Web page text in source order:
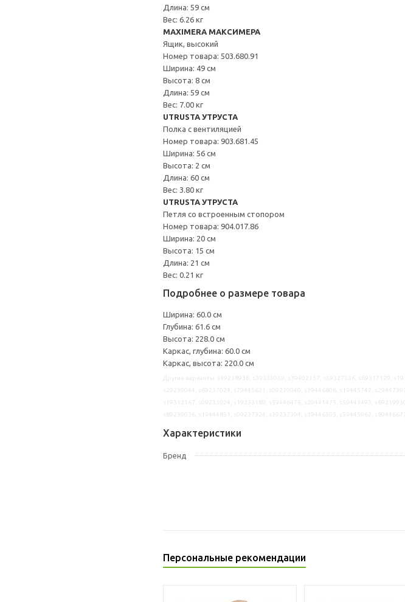
Длина: 59 см
Вес: 6.26 кг
MAXIMERA МАКСИМЕРА
Ящик, высокий
Номер товара: 503.680.91
Ширина: 49 см
Высота: 8 см
Длина: 59 см
Вес: 7.00 кг
UTRUSTA УТРУСТА
Полка с вентиляцией
Номер товара: 903.681.45
Ширина: 56 см
Высота: 2 см
Длина: 60 см
Вес: 3.80 кг
UTRUSTA УТРУСТА
Петля со встроенным стопором
Номер товара: 904.017.86
Ширина: 20 см
Высота: 15 см
Длина: 21 см
Вес: 0.21 кг
Подробнее о размере товара
Ширина: 60.0 см
Глубина: 61.6 см
Высота: 228.0 см
Каркас, глубина: 60.0 см
Каркас, высота: 220.0 см
Характеристики
Бренд
Персональные рекомендации